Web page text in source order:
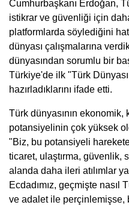
Cumhurbaşkanı Erdoğan,
istikrar ve güvenliği için
platformlarda söylediğini
dünyası çalışmalarına
dünyasından sorumlu bir
Türkiye'de ilk "Türk
hazırladıklarını ifade etti.
Türk dünyasının ekonomik,
potansiyelinin çok yüksek
"Biz, bu potansiyeli
ticaret, ulaştırma, güvenlik,
alanda daha ileri atılımlar
Ecdadımız, geçmişte nasıl
ve adalet ile perçinlemişse,